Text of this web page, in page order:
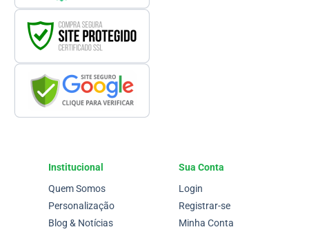
Institucional
Quem Somos
Personalização
Blog & Notícias
Sua Conta
Login
Registrar-se
Minha Conta